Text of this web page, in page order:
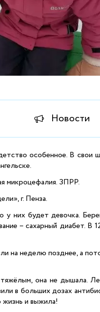
Новости
особенное. В свои
микроцефалия. ЗПРР.
г. Пенза.
у них будет девочка.
– сахарный диабет.
на неделю позднее, а
она не дышала.
в больших дозах
и выжила!